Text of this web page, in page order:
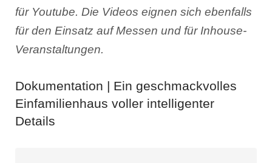
für Youtube. Die Videos eignen sich ebenfalls
für den Einsatz auf Messen und für Inhouse-
Veranstaltungen.
Dokumentation | Ein geschmackvolles
Einfamilienhaus voller intelligenter
Details